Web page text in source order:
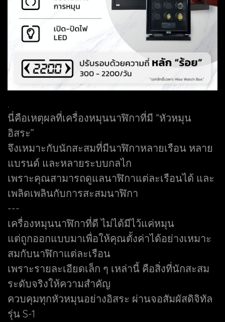
.
นี่คือเหตุผลที่เครื่องหมุนนาฬิกาที่มี “หัวหมุน
อิสระ”
จึงเหมาะกับนักสะสมที่มีนาฬิกาหลายเรือน หลาย
แบรนด์ และหลายระบบกลไก
เพราะคุณสามารถดูแลนาฬิกาแต่ละเรือนได้ และ
เพลิดเพลินกับการสะสมนาฬิกา
---
เครื่องหมุนนาฬิกาที่ดี ไม่ได้มีไว้แค่หมุน
แต่ถูกออกแบบมาเพื่อให้คุณตั้งค่าได้อย่างเหมาะ
สมกับนาฬิกาแต่ละเรือน
เพราะรายละเอียดเล็ก ๆ เหล่านี้ คือสิ่งที่นักสะสม
ระดับจริงให้ความสำคัญ
ควบคุมทุกหัวหมุนอย่างอิสระ ผ่านจอสัมผัสดิจิทัล
รุ่น S-1